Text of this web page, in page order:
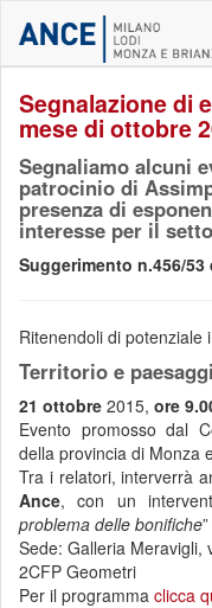
Segnalazione di
mese di ottobre
Segnaliamo alcuni
patrocinio di
presenza di
interesse per il
Suggerimento n.456/
Ritenendoli di potenziale
Territorio e
21 ottobre 2015, ore
Evento promosso dal
della provincia di Monza
Tra i relatori, interverrà
Ance, con un
problema delle bonifiche”
Sede: Galleria Meravigli,
2CFP Geometri
Per il programma clicca